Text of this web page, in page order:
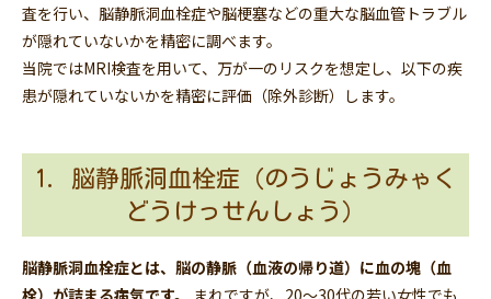
査を行い、脳静脈洞血栓症や脳梗塞などの重大な脳血管トラブル
が隠れていないかを精密に調べます。
当院ではMRI検査を用いて、万が一のリスクを想定し、以下の疾
患が隠れていないかを精密に評価（除外診断）します。
1. 脳静脈洞血栓症（のうじょうみゃく
どうけっせんしょう）
脳静脈洞血栓症とは、脳の静脈（血液の帰り道）に血の塊（血
栓）が詰まる病気です。
まれですが、20〜30代の若い女性でも